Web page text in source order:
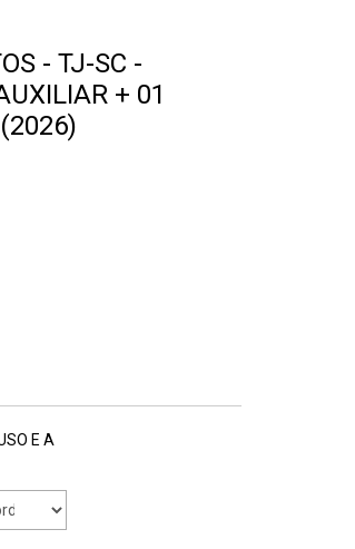
- TJ-SC -
+ 01
E A